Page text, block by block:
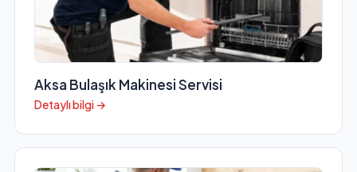
Aksa Bulaşık Makinesi Servisi
Detaylı bilgi →